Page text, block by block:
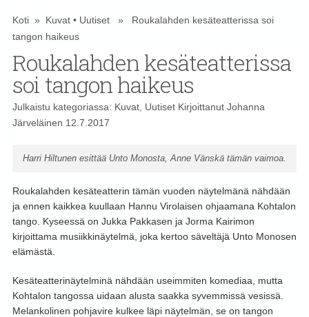
Koti» Kuvat• Uutiset» Roukalahden kesäteatterissa soi
tangon haikeus
Roukalahden kesäteatterissa
soi tangon haikeus
Julkaistu kategoriassa: Kuvat, UutisetKirjoittanut Johanna
Järveläinen 12.7.2017
Harri Hiltunen esittää Unto Monosta, Anne Vänskä tämän vaimoa.
Roukalahden kesäteatterin tämän vuoden näytelmänä nähdään
ja ennen kaikkea kuullaan Hannu Virolaisen ohjaamana Kohtalon
tango. Kyseessä on Jukka Pakkasen ja Jorma Kairimon
kirjoittama musiikkinäytelmä, joka kertoo säveltäjä Unto Monosen
elämästä.
Kesäteatterinäytelminä nähdään useimmiten komediaa, mutta
Kohtalon tangossa uidaan alusta saakka syvemmissä vesissä.
Melankolinen pohjavire kulkee läpi näytelmän, se on tangon